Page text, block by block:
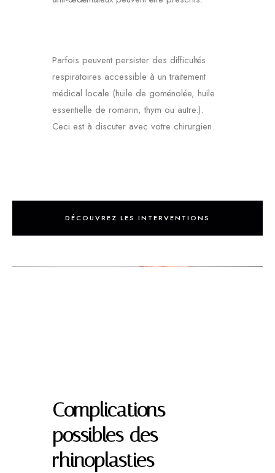
Parfois peuvent persister des difficultés
respiratoires accessible à un traitement
médical locale (huile de goménolée, huile
essentielle de romarin, thym ou autre.).
Ceci est à discuter avec votre chirurgien.
DÉCOUVREZ LES INTERVENTIONS
Complications
possibles des
rhinoplasties